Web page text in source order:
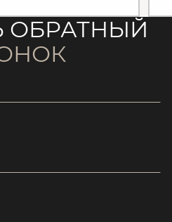
ОБРАТНЫЙ